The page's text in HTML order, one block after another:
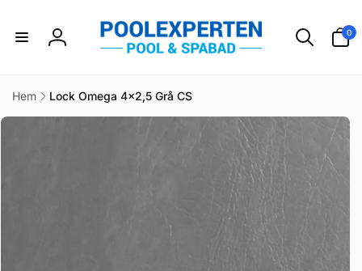
innehåll
Logga
0
artiklar
Hem
Lock Omega 4x2,5 Grå CS
till